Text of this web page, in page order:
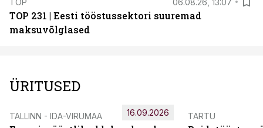
TOP 231 | Eesti tööstussektori suuremad
maksuvõlglased
ÜRITUSED
TALLINN - IDA-VIRUMAA 16.09.2026 TARTU